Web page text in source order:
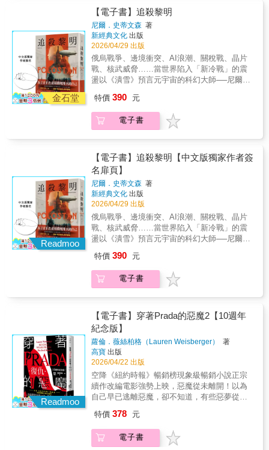
部改編後，必定會想立刻找原著一讀。──約
翰．愛德華．羅耀（John Edward Royall），
《查爾斯頓城市報》（Charleston City Paper）
◆由提姆．漢彌爾頓繪製插圖，他簡潔的風格
本身就能傳達威脅感，這個版本將會大受歡
迎。──凱爾．芒格（Kel Munger），《沙加緬
度新聞評論》（Sacramento News Review）
森林與沼澤，就像走進聖地——至聖之所
（sanctum sanctorum）——那裡蘊藏著大自
然的力量和精髓。——我們心中的小樹林已經
被砍伐殆盡——被賣去焚燒不必要的雄心烈
焰，或是送去磨坊，讓思想幾乎找不到一根樹
枝可以棲息，當然也就不會在我們心中築巢繁
衍。——日落之前，我們沿著山脊向北漫步，
一隻鷹隼仍在我們頭頂翱翔。此地彷彿是神靈
散步之地，莊嚴肅穆，與世隔絕，遠離平原上
的喧囂。——我們終於能夠領悟山巒在陸上的
地位，以及他們如何巧妙地融入宇宙的整體設
計。當我們初登群峰，觀察山巒的輕微起伏
便不得不讚嘆巧奪天工的那隻手，雕塑出山體
兩側的山坡，使之相互平衡，並圍繞著一個深
邃的中心運作，顯然早已私下洞悉形塑宇宙的
藍圖。——在夏季，湖泊是大地的流轉眼眸，
是自然胸懷的一面鏡子，滌淨了森林的罪孽。
你瞧，周圍的樹林形成了一座圓形劇場，是大
自然溫柔敦厚的舞台。所有的樹木都指引旅人
走向湖邊，所有的路徑都通往此地，鳥獸飛奔
蜂擁而至，就連大地也向湖岸傾斜。這湖泊也
是自然女神的居所⋯⋯——夜裡的景色顯得比
陷處看起來格外幽暗，像是深邃的洞穴；林中
的蕨類也像熱帶植物般巨大，林間小徑兩側蔓
生的甜蕨與木藍植物上遍布露珠，浸濕了你腰
色彷彿化成了水從葉片傾瀉而下，透過林間縫
隙看到的池塘，也像頭頂的天空一樣明亮，正
如同《往世書》中形容的大海一樣：「白晝的
天光在他們的胸懷中找到庇護。」——在夜
裡，我們的雙眼半閉，或是等於完全在休息，
其他的感官卻變得活躍起來，主導一切。走路
的人也受到嗅覺指引。此時，每一株植物、每
一塊田地、每一片森林都散發獨特的氣息。
穀倉裡的雞鳴，否則就算是過時了。那雞鳴聲
常常提醒我們，我們的工作和思考習慣正在變
得生疏、陳舊。大自然的哲學比我們更貼近現
走： 從越戰到移民家庭的雜貨店；從母親
的沉默，到成為作家後對母親的再書寫。每一
段文字，都是對「拯救與毀滅」的思索：故事
能救人，也能殺人；語言能成為避風港，也能
成為武器。 ▏▏以「他者」的名義，重新
定義「人」的意義。 文學家在動盪與
暴力的年代，該背負起什麼樣的責任？ 我
萬人沉默的制度？ 「少數者的書寫」究竟
戰？ 阮越清提醒我們：「他者」並不只是
難民、少數族裔或異鄉人，更是潛藏於我們每
個人內心、令我們不安卻無法否認的另一面。
唯有直視這份「他性」，人才能真正理解自
己，並與世界建立起真誠的連結。 一部兼具思
辨與情感的文學講稿一場關於身分、創作與人
性救贖的靜默辯證 《拯救與毀滅》不僅僅
是一份文學講稿，也是關乎人如何在破碎與流
離中，重新理解自我與他人的思想之光。書中
既思索寫作，更進一步思考在這不斷標籤與劃
界的世界，我們要如何以書寫抵抗遺忘、以理
解抵抗孤立——以文字的「拯救之火」，穿越
熊婷惠（淡江大學英文學系助理教授）──專文
導讀✦ 阿潑（文字工作者） 馬翊航（作家）
張潔平（飛地Nowhere創辦人） 羅漪文（作
惑與困境，也逼我們重新思考：誰能發聲？誰
在代言？誰又在書寫中再次固定他者？他在主
讓人更謹慎，也更清醒。對所有在語言、身分
與歷史之間尋找位置的人，它幾乎無法迴
避。」──張潔平（飛地Nowhere創辦人）「在
一系列情感豐沛的篇章中，阮越清將『藝術家
在政治論述中的角色』這項理性思考，轉化為
人們的共感經驗，深刻揭示政治對藝術的潛在
影響。」——《浮華世界》（Vanity Fair）「這
裔美國人、移民與難民的多元視角出發，補足
了文學研究中對『他者書寫』的關鍵拼圖。」
九二五年創立的諾頓講座，可謂全球人文與藝
術界的最高榮譽，歷屆講者包括T．S．艾略
特、卡爾維諾、托妮．莫里森、桑塔格與伯恩
斯坦等人文藝術領域大師。能登上此講壇，意
味著作者的思想足以與世界對話。阮越清身為
首位以「難民作家」身分受邀的亞裔講者，在
此傳統殿堂喊出邊緣者的聲音，為人文思潮掀
開了新的頁章。 ────他以六場講演串聯文
學、歷史、政治與個人記憶： 回望梅爾維
爾、費茲傑羅、莫里森、薩依德與德希達等作
家與思想家，從《白鯨記》、《黑暗之心》到
《暴風雨》，探問權力、語言與身分的邊界
走： 從越戰到移民家庭的雜貨店；從母親
的沉默，到成為作家後對母親的再書寫。每一
段文字，都是對「拯救與毀滅」的思索：故事
能救人，也能殺人；語言能成為避風港，也能
成為武器。 ▏▏以「他者」的名義，重新
定義「人」的意義。 文學家在動盪與
暴力的年代，該背負起什麼樣的責任？ 我
們應該讚頌替弱者發聲的文學，或該直面讓千
萬人沉默的制度？ 「少數者的書寫」究竟
是一段溫柔的修辭，還是一種對主流的挑
難民、少數族裔或異鄉人，更是潛藏於我們每
個人內心、令我們不安卻無法否認的另一面。
唯有直視這份「他性」，人才能真正理解自
辨與情感的文學講稿一場關於身分、創作與人
性救贖的靜默辯證 《拯救與毀滅》不僅僅
是一份文學講稿，也是關乎人如何在破碎與流
離中，重新理解自我與他人的思想之光。書中
既思索寫作，更進一步思考在這不斷標籤與劃
界的世界，我們要如何以書寫抵抗遺忘、以理
解抵抗孤立——以文字的「拯救之火」，穿越
歷史與創傷的「毀滅之夜」。【名家推薦】✦
導讀✦ 阿潑（文字工作者） 馬翊航（作家）
張潔平（飛地Nowhere創辦人） 羅漪文（作
家、譯者）──經典推薦（按姓名筆畫排序）
安妮》、《哈利波特》並列※讓歐普拉最受感
動的一本書※改編電影曾榮獲奧斯卡劇情片大
獎，並曾多次改編為音樂劇※部份篇章選入美
國中學課本 「如果你錯過了《布魯克林有
棵樹》，你將失去一次重要的人生體驗，這是
一個深刻瞭解孩子和家庭之間關係的故事。」
──《紐約時報》 「《布魯克林有棵樹》有
資格被視為最偉大的美國小說之一。」──《紐
約客》雜誌 「我想，在我成長過程中，讓
了。」——全球最有影響力的女人，改變了美
國人閱讀方式的知名脫口秀節目主持人歐普拉
紐約的布魯克林有一種樹，有人稱它為天堂
樹，它是唯一一種能在水泥叢林成長的大樹，
不論種子落在何處，都會長出一棵樹來，無論
是在圍滿木籬的空地上，或是棄置的垃圾堆
裡，它都能向著天空，努力生長。 出生在紐約
布魯克林的十一歲小女孩法蘭西，院子裡就有
一顆天堂樹。她喜愛閱讀，每到週末都躲在家
裡防火梯上倚著樹蔭讀書，每個禮拜六她都到
圖書館去借兩本書，她想，如果能從A到Z全部
讀完，那就可以宣稱她讀完了全世界的書。 她
像在看舞台上的一齣齣戲劇。她也喜歡聽周遭
大人們敍說自己的人生──生活豐富多彩的西西
阿姨，結過三次婚，生過十個小孩都夭折，每
羅姆內心充滿仇恨，常說「我就是魔鬼本
人」、費里曼姨爹在家裡唯一的話題就是他的
馬「鼓手」今天又是如何捉弄他……雖然，法
蘭西有一顆鮮活的心靈，生活在布魯克林畢竟
是艱辛的，母親美麗嬌小有鋼鐵般的意志，但
卻偏愛她的弟弟，父親溫暖迷人，卻沒有固定
工作，沉迷於酒精中。小孩子撿破爛賺取微薄
的幾分錢，只能一半自己花掉，一半帶回家給
勉強付得起房租和只買得起過期麵包的父母。
法蘭西的母親希望靠教育讓自己的孩子脫離底
不可及，面對坎坷的人生，法蘭西如同院子裡
的天堂樹般堅韌，始終保持著尊嚴和信念，夢
金石堂
【電子書】追殺黎明
尼爾．史蒂文森 著
新經典文化 出版
2026/04/29 出版
俄烏戰爭、邊境衝突、AI浪潮、關稅戰、晶片
戰、核武威脅……當世界陷入「新冷戰」的震
盪以《潰雪》預言元宇宙的科幻大師──尼爾．
點「當你深入歷史每一個片段，就會發現：那
些真實之事，讀起來根本像科幻小說。」──尼
爾・史蒂文森─── 全新「核子祕史系列」 磅
報》、《柯克斯書評》精彩好評PanSci泛科
學、小說家臥斧、張國立、譚劍 一致強推▍關
於本書「我們的世界正面臨一場危機，那些掌
握大權的人們仍尚未察覺。原子彈釋放的能量
改變了一切，我們正邁向毀滅級的災難。」──
愛因斯坦1930年代，冷戰爆發前的黎明。當華
爾街股災引發的大蕭條重創全球，極端意識形
態隨之崛起，西方民主陣營與蘇聯社會主義已
然在工業技術領域明爭暗鬥。主角奧蘿拉，美
蘇混血，人生歷程多次往返於美、蘇兩大強權
聯邊疆工業區的漫長旅徑，這段旅程不只是她
個人的移動，更溯及今日西方世界與俄羅斯衝
突的歷史根源。透過奧蘿拉的視角，《追殺黎
深刻揭示在巨大的意識形態洪流下，無論是推
動科學邊界的研發者，或是被鐵幕隔開的平凡
家庭，每個人都難逃成為地緣政治棋子的命
運。在國際局勢動盪的今日，本作提供宏觀視
野，讓我們看清國際政治與個人命運如何相互
影響，並理解當前看似獨立的國境衝突，背後
有著深遠的歷史因素。★科幻小說巨擘尼爾．
史蒂文森，醞釀十年，打造全新史詩系列1992
宇宙；如今，他推出宏大的「核子祕史」系
曲《追殺黎明》展現精細無比的場景刻畫與歷
史框架，完美融合科學史、量子力學、諜報
特價 390 元
電子書
Readmoo
【電子書】追殺黎明【中文版獨家作者簽
名扉頁】
尼爾．史蒂文森 著
新經典文化 出版
2026/04/29 出版
俄烏戰爭、邊境衝突、AI浪潮、關稅戰、晶片
戰、核武威脅……當世界陷入「新冷戰」的震
盪以《潰雪》預言元宇宙的科幻大師──尼爾．
點「當你深入歷史每一個片段，就會發現：那
些真實之事，讀起來根本像科幻小說。」──尼
爾・史蒂文森─── 全新「核子祕史系列」 磅
報》、《柯克斯書評》精彩好評PanSci泛科
學、小說家臥斧、張國立、譚劍 一致強推▍關
於本書「我們的世界正面臨一場危機，那些掌
握大權的人們仍尚未察覺。原子彈釋放的能量
改變了一切，我們正邁向毀滅級的災難。」──
愛因斯坦1930年代，冷戰爆發前的黎明。當華
爾街股災引發的大蕭條重創全球，極端意識形
態隨之崛起，西方民主陣營與蘇聯社會主義已
然在工業技術領域明爭暗鬥。主角奧蘿拉，美
蘇混血，人生歷程多次往返於美、蘇兩大強權
聯邊疆工業區的漫長旅徑，這段旅程不只是她
個人的移動，更溯及今日西方世界與俄羅斯衝
特價 390 元
電子書
Readmoo
【電子書】穿著Prada的惡魔2【10週年
紀念版】
蘿倫．薇絲柏格（Lauren Weisberger）
著
高寶 出版
2026/04/22 出版
空降《紐約時報》暢銷榜現象級暢銷小說正宗
續作改編電影強勢上映，惡魔從未離開！以為
自己早已逃離惡魔，卻不知道，有些惡夢從不
前方是地獄仍捨不得停下的華麗續篇！「一齣
狗血又過癮的精彩好戲。」——《美國週刊》
「書中巧妙穿插流行文化趣聞，維持全書輕快
特價 378 元
電子書